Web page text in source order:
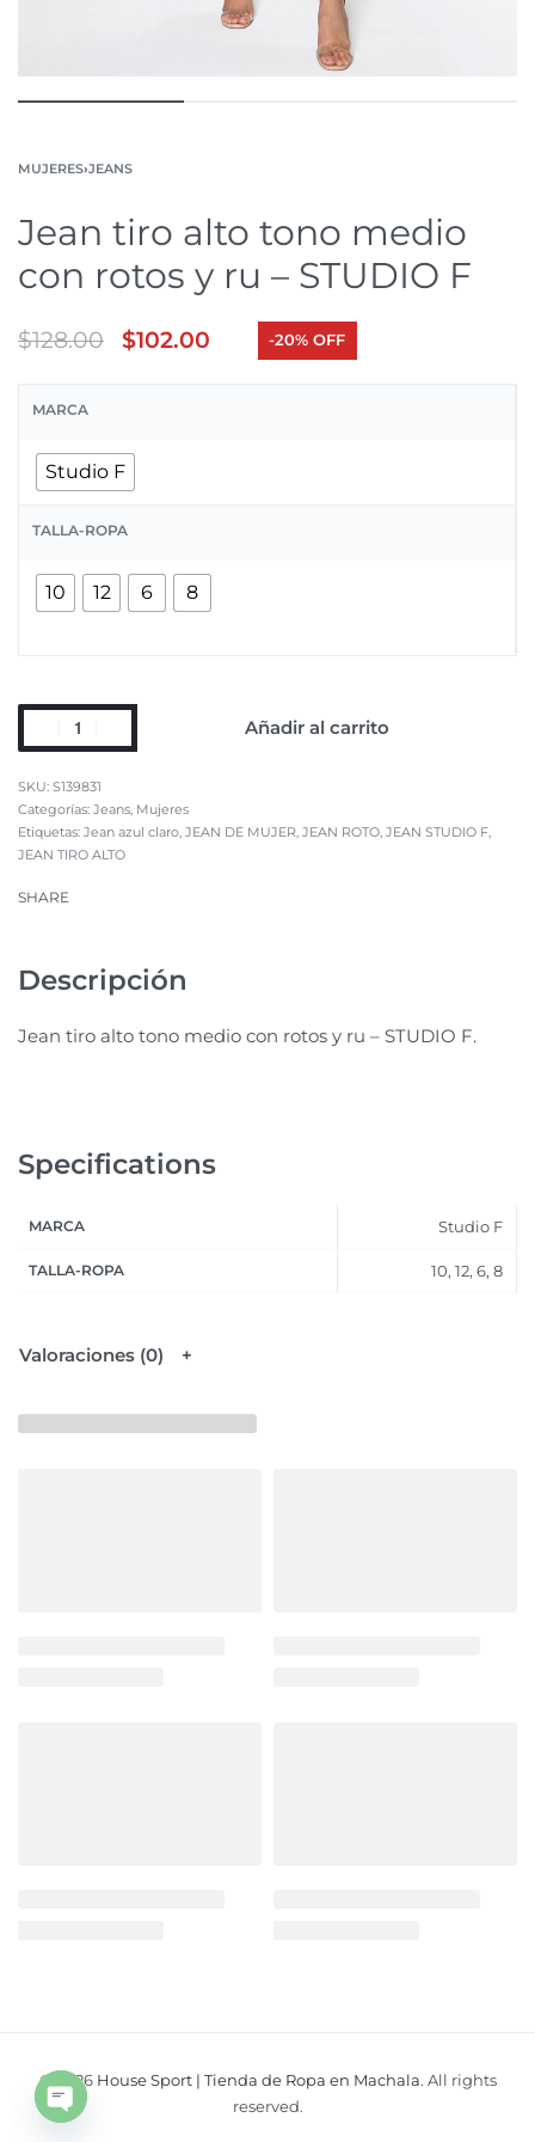
MUJERES›JEANS
Jean tiro alto tono medio
con rotos y ru – STUDIO F
$128.00 $102.00 -20% OFF
MARCA
Studio F
TALLA-ROPA
10 12 6 8
Añadir al carrito
S139831
Categorías: Jeans Mujeres
Etiquetas: Jean azul claro JEAN DE MUJER JEAN ROTO JEAN STUDIO F
JEAN TIRO ALTO
SHARE
Descripción
Jean tiro alto tono medio con rotos y ru – STUDIO F.
Specifications
MARCA Studio F
TALLA-ROPA 10, 12, 6, 8
Valoraciones (0)
© 2026 House Sport | Tienda de Ropa en Machala. All rights
reserved.
Open